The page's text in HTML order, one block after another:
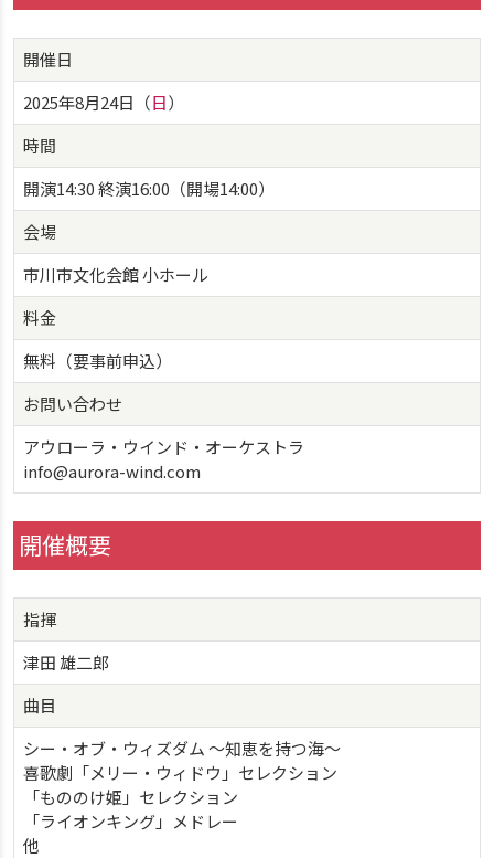
開催日
2025年8月24日（日）
時間
開演14:30 終演16:00（開場14:00）
会場
市川市文化会館 小ホール
料金
無料（要事前申込）
お問い合わせ
アウローラ・ウインド・オーケストラ
info@aurora-wind.com
開催概要
指揮
津田 雄二郎
曲目
シー・オブ・ウィズダム 〜知恵を持つ海〜
喜歌劇「メリー・ウィドウ」セレクション
「もののけ姫」セレクション
「ライオンキング」メドレー
他